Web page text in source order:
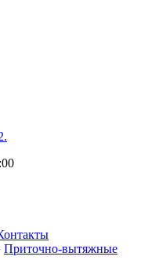
Приточно-вытяжные